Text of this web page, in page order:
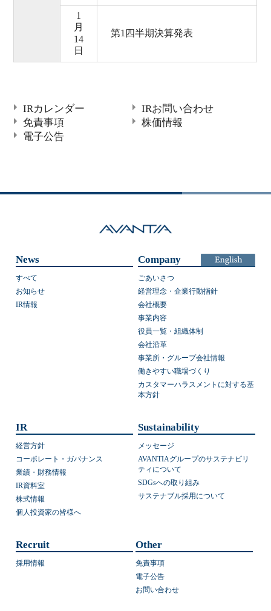
1
月
14
日
第1四半期決算発表
IRカレンダー
IRお問い合わせ
免責事項
株価情報
電子公告
News
すべて
お知らせ
IR情報
Company
ごあいさつ
経営理念・企業行動指針
会社概要
事業内容
役員一覧・組織体制
会社沿革
事業所・グループ会社情報
働きやすい職場づくり
カスタマーハラスメントに対する基
本方針
IR
経営方針
コーポレート・ガバナンス
業績・財務情報
IR資料室
株式情報
個人投資家の皆様へ
Sustainability
メッセージ
AVANTIAグループのサステナビリ
ティについて
SDGsへの取り組み
サステナブル採用について
Recruit
採用情報
Other
免責事項
電子公告
お問い合わせ